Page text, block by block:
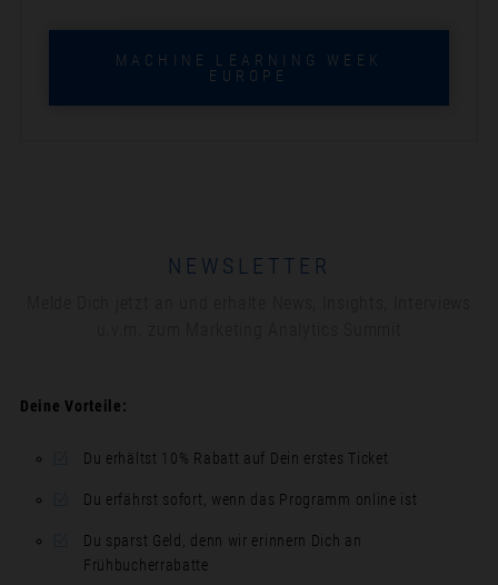
MACHINE LEARNING WEEK
EUROPE
NEWSLETTER
Deine Vorteile:
Du erhältst 10% Rabatt auf Dein erstes Ticket
Du erfährst sofort, wenn das Programm online ist
Du sparst Geld, denn wir erinnern Dich an
Frühbucherrabatte